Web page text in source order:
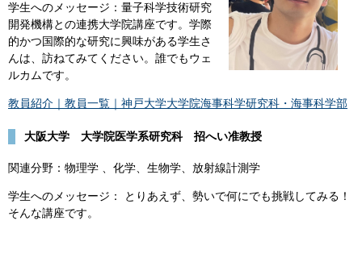
​学生へのメッセージ：量子科学技術研究
開発機構との連携大学院講座です。学際
的かつ国際的な研究に興味がある学生さ
んは、訪ねてみてください。誰でもウェ
ルカムです。​
教員紹介｜教員一覧｜神戸大学大学院海事科学研究科・海事科学部
大阪大学 大学院医学系研究科 招へい准教授
関連分野：物理学 、化学、生物学、放射線計測学
​学生へのメッセージ： とりあえず、勢いで何にでも挑戦してみる！
そんな講座です。​